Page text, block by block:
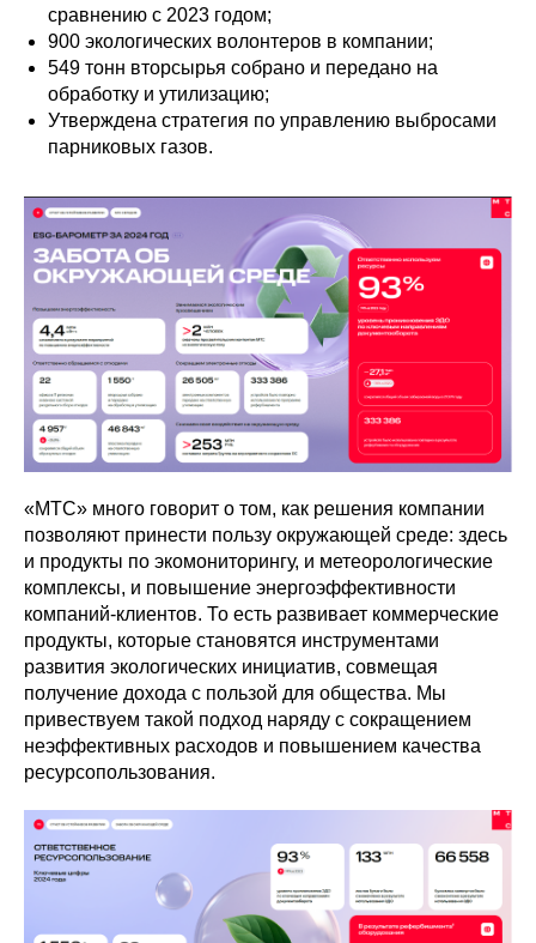
сравнению с 2023 годом;
900 экологических волонтеров в компании;
549 тонн вторсырья собрано и передано на
обработку и утилизацию;
Утверждена стратегия по управлению выбросами
парниковых газов.
«МТС» много говорит о том, как решения компании
позволяют принести пользу окружающей среде: здесь
и продукты по экомониторингу, и метеорологические
комплексы, и повышение энергоэффективности
компаний-клиентов. То есть развивает коммерческие
продукты, которые становятся инструментами
развития экологических инициатив, совмещая
получение дохода с пользой для общества. Мы
привествуем такой подход наряду с сокращением
неэффективных расходов и повышением качества
ресурсопользования.